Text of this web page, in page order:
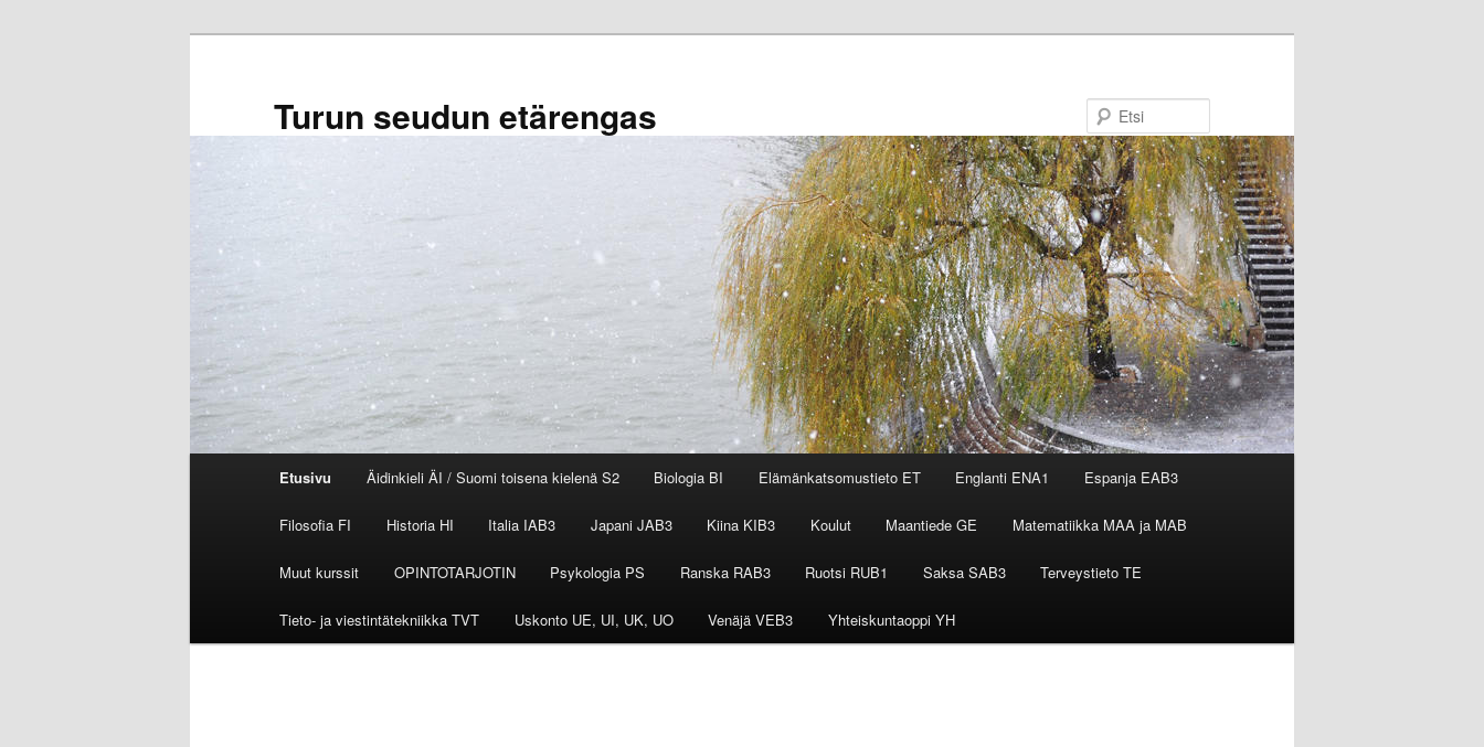
Turun seudun etärengas
Etusivu Äidinkieli ÄI / Suomi toisena kielenä S2 Biologia BI Elämänkatsomustieto ET Englanti ENA1 Espanja EAB3
Filosofia FI Historia HI Italia IAB3 Japani JAB3 Kiina KIB3 Koulut Maantiede GE Matematiikka MAA ja MAB
Muut kurssit OPINTOTARJOTIN Psykologia PS Ranska RAB3 Ruotsi RUB1 Saksa SAB3 Terveystieto TE
Tieto- ja viestintätekniikka TVT Uskonto UE, UI, UK, UO Venäjä VEB3 Yhteiskuntaoppi YH